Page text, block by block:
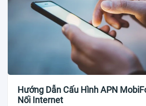
Hướng Dẫn Cấu Hình APN
Nối Internet